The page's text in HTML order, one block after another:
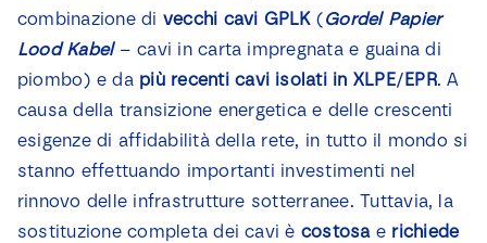
Contatto
combinazione di vecchi cavi GPLK(Gordel Papier
Lood Kabel– cavi in carta impregnata e guaina di
piombo) e da più recenti cavi isolati in XLPE/EPR. A
causa della transizione energetica e delle crescenti
esigenze di affidabilità della rete, in tutto il mondo si
stanno effettuando importanti investimenti nel
rinnovo delle infrastrutture sotterranee. Tuttavia, la
sostituzione completa dei cavi è costosae richiede